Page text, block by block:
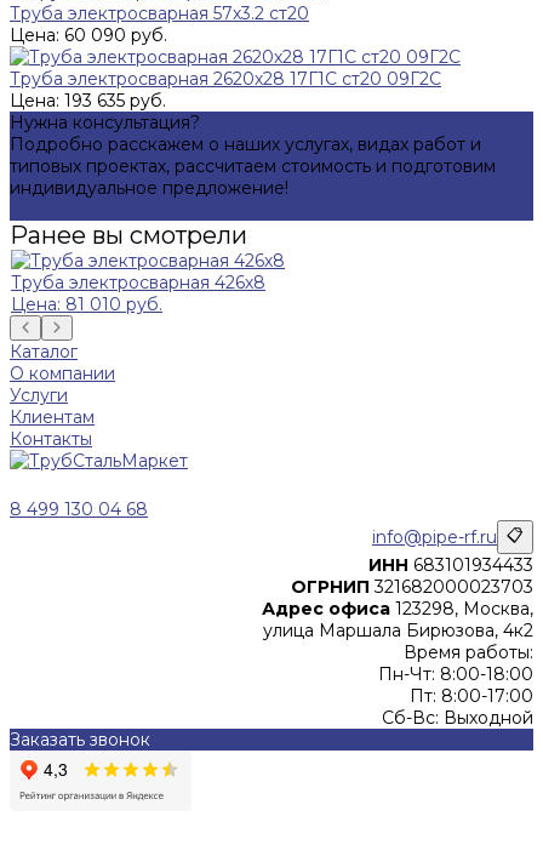
Труба электросварная 57х3.2 ст20
Цена: 60 090 руб.
Труба электросварная 2620х28 17Г1С ст20 09Г2С
Цена: 193 635 руб.
Нужна консультация?
Подробно расскажем о наших услугах, видах работ и
типовых проектах, рассчитаем стоимость и подготовим
индивидуальное предложение!
Ранее вы смотрели
Труба электросварная 426х8
Цена: 81 010 руб.
Каталог
О компании
Услуги
Клиентам
Контакты
8 499 130 04 68
info@pipe-rf.ru 📋
ИНН 683101934433
ОГРНИП 321682000023703
Адрес офиса 123298, Москва,
улица Маршала Бирюзова, 4к2
Время работы:
Пн-Чт: 8:00-18:00
Пт: 8:00-17:00
Сб-Вс: Выходной
Заказать звонок